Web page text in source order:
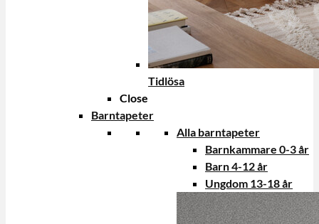
Tidlösa
Close
Barntapeter
Alla barntapeter
Barnkammare 0-3 år
Barn 4-12 år
Ungdom 13-18 år